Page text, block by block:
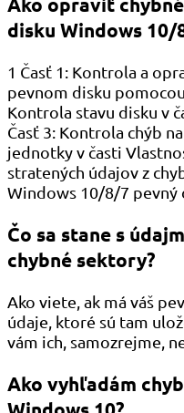
disku Windows 10/
1 Časť 1: Kontrola a
pevnom disku
Kontrola stavu disku v
Časť 3: Kontrola chýb
jednotky v časti
stratených údajov z
Windows 10/8/7 pevný
Čo sa stane s
chybné sektory?
Ako viete, ak má váš
údaje, ktoré sú tam
vám ich, samozrejme,
Ako vyhľadám